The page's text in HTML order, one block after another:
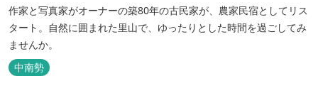
作家と写真家がオーナーの築80年の古民家が、農家民宿としてリス
タート。自然に囲まれた里山で、ゆったりとした時間を過ごしてみ
ませんか。
中南勢